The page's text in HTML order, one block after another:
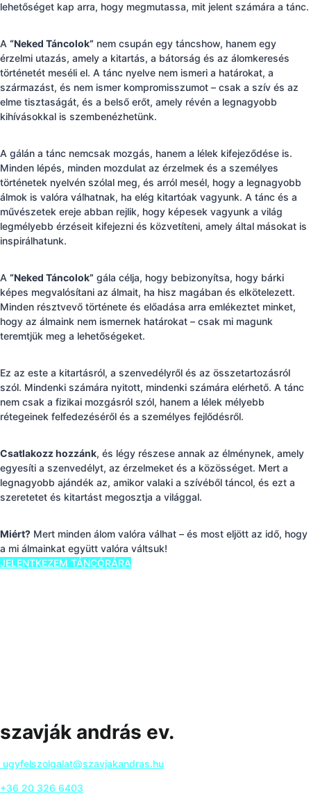
lehetőséget kap arra, hogy megmutassa, mit jelent számára a tánc.
A “Neked Táncolok” nem csupán egy táncshow, hanem egy
érzelmi utazás, amely a kitartás, a bátorság és az álomkeresés
történetét meséli el. A tánc nyelve nem ismeri a határokat, a
származást, és nem ismer kompromisszumot – csak a szív és az
elme tisztaságát, és a belső erőt, amely révén a legnagyobb
kihívásokkal is szembenézhetünk.
A gálán a tánc nemcsak mozgás, hanem a lélek kifejeződése is.
Minden lépés, minden mozdulat az érzelmek és a személyes
történetek nyelvén szólal meg, és arról mesél, hogy a legnagyobb
álmok is valóra válhatnak, ha elég kitartóak vagyunk. A tánc és a
művészetek ereje abban rejlik, hogy képesek vagyunk a világ
legmélyebb érzéseit kifejezni és közvetíteni, amely által másokat is
inspirálhatunk.
A “Neked Táncolok” gála célja, hogy bebizonyítsa, hogy bárki
képes megvalósítani az álmait, ha hisz magában és elkötelezett.
Minden résztvevő története és előadása arra emlékeztet minket,
hogy az álmaink nem ismernek határokat – csak mi magunk
teremtjük meg a lehetőségeket.
Ez az este a kitartásról, a szenvedélyről és az összetartozásról
szól. Mindenki számára nyitott, mindenki számára elérhető. A tánc
nem csak a fizikai mozgásról szól, hanem a lélek mélyebb
rétegeinek felfedezéséről és a személyes fejlődésről.
Csatlakozz hozzánk, és légy részese annak az élménynek, amely
egyesíti a szenvedélyt, az érzelmeket és a közösséget. Mert a
legnagyobb ajándék az, amikor valaki a szívéből táncol, és ezt a
szeretetet és kitartást megosztja a világgal.
Miért? Mert minden álom valóra válhat – és most eljött az idő, hogy
a mi álmainkat együtt valóra váltsuk!
JELENTKEZEM TÁNCÓRÁRA
szavják andrás ev.
ugyfelszolgalat@szavjakandras.hu
+36 20 326 6403